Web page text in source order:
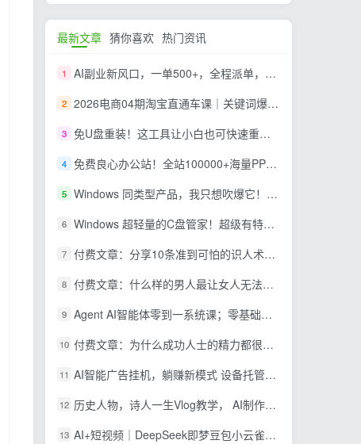
最新文章 猜你喜欢 热门资讯
1 AI副业新风口，一单500+，全程派单，0门槛直接干
2 2026电商04期淘宝直通车课｜关键词爆打矩阵，多计划低出价，新品爆款差异化投放实操教学
3 免U盘重装！这工具让小白也可快速重装 Windows，支持无人值守配置，数据无忧 CmzPrep_Rev2
4 免费良心办公站！全站100000+海量PPT素材免费下载，每日更新，分类清晰，免注册登录下载 爱PPT网
5 Windows 同类型产品，我只想吹爆它！把听歌变成了一场沉浸式视听现场，支持多平台歌单播放 Mineradio
6 Windows 超轻量的C盘管家！超级有特点，支持磁盘分析及清理提醒，2M大小体积，完全免费 C盘管家
7 付费文章：分享10条准到可怕的识人术术，希望能帮到大家。
8 付费文章：什么样的男人最让女人无法抵抗？
9 Agent AI智能体零到一系统课；零基础也能学会自动化实战，从核心概念到Coze工作流搭建完整覆盖
10 付费文章：为什么成功人士的精力都很旺盛？
11 AI智能广告挂机，躺赚新模式 设备托管运行，解放双手持续变现
12 历史人物，诗人一生Vlog教学， AI制作丨伙伴计划丨精选收益丨商单收徒 ，新领域红利期，抓紧做
13 AI+短视频｜DeepSeek即梦豆包小云雀全工具教学，从账号定位到剪映剪辑，零基础也能快速上手做爆款